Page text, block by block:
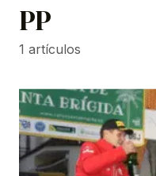
PP
1 artículos